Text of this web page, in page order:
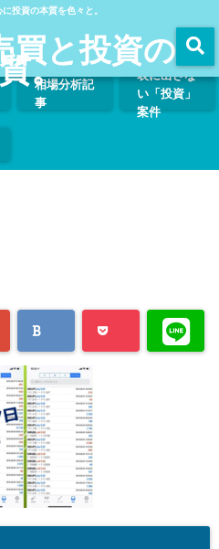
投資の本質を色々と。
買と投資の
。
相場分析記
事
表に出さな
い「投資」
案件